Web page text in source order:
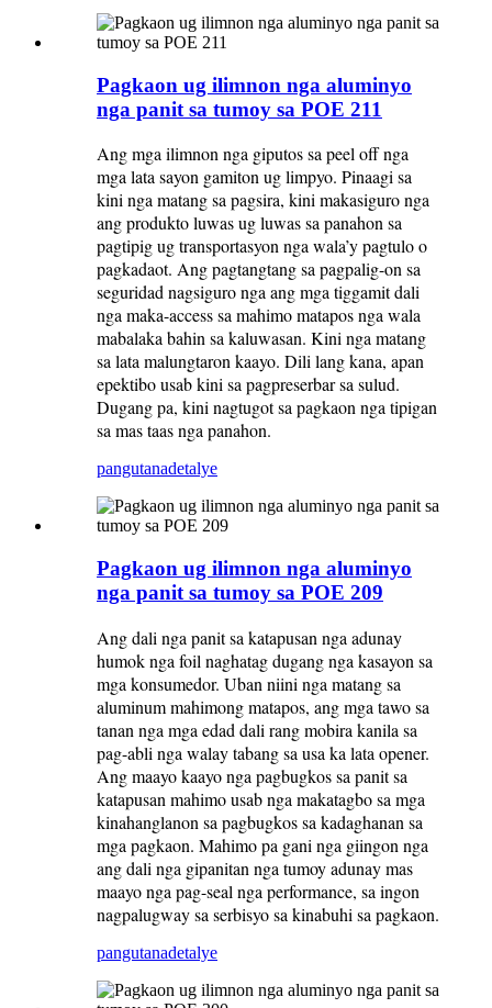
Pagkaon ug ilimnon nga aluminyo
nga panit sa tumoy sa POE 211
Ang mga ilimnon nga giputos sa peel off nga
mga lata sayon ​​gamiton ug limpyo. Pinaagi sa
kini nga matang sa pagsira, kini makasiguro nga
ang produkto luwas ug luwas sa panahon sa
pagtipig ug transportasyon nga wala’y pagtulo o
pagkadaot. Ang pagtangtang sa pagpalig-on sa
seguridad nagsiguro nga ang mga tiggamit dali
nga maka-access sa mahimo matapos nga wala
mabalaka bahin sa kaluwasan. Kini nga matang
sa lata malungtaron kaayo. Dili lang kana, apan
epektibo usab kini sa pagpreserbar sa sulud.
Dugang pa, kini nagtugot sa pagkaon nga tipigan
sa mas taas nga panahon.
pangutanadetalye
Pagkaon ug ilimnon nga aluminyo
nga panit sa tumoy sa POE 209
Ang dali nga panit sa katapusan nga adunay
humok nga foil naghatag dugang nga kasayon ​​​​sa
mga konsumedor. Uban niini nga matang sa
aluminum mahimong matapos, ang mga tawo sa
tanan nga mga edad dali rang mobira kanila sa
pag-abli nga walay tabang sa usa ka lata opener.
Ang maayo kaayo nga pagbugkos sa panit sa
katapusan mahimo usab nga makatagbo sa mga
kinahanglanon sa pagbugkos sa kadaghanan sa
mga pagkaon. Mahimo pa gani nga giingon nga
ang dali nga gipanitan nga tumoy adunay mas
maayo nga pag-seal nga performance, sa ingon
nagpalugway sa serbisyo sa kinabuhi sa pagkaon.
pangutanadetalye